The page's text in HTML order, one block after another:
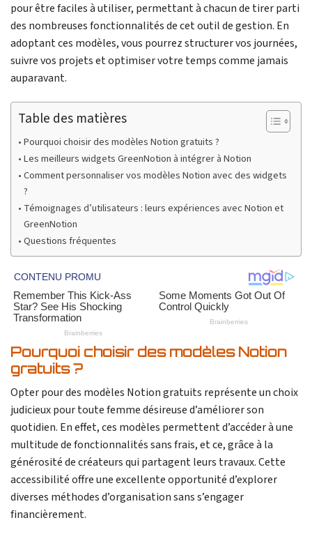
pour être faciles à utiliser, permettant à chacun de tirer parti
des nombreuses fonctionnalités de cet outil de gestion. En
adoptant ces modèles, vous pourrez structurer vos journées,
suivre vos projets et optimiser votre temps comme jamais
auparavant.
Table des matières
Pourquoi choisir des modèles Notion gratuits ?
Les meilleurs widgets GreenNotion à intégrer à Notion
Comment personnaliser vos modèles Notion avec des widgets
?
Témoignages d’utilisateurs : leurs expériences avec Notion et
GreenNotion
Questions fréquentes
Pourquoi choisir des modèles Notion
gratuits ?
Opter pour des modèles Notion gratuits représente un choix
judicieux pour toute femme désireuse d’améliorer son
quotidien. En effet, ces modèles permettent d’accéder à une
multitude de fonctionnalités sans frais, et ce, grâce à la
générosité de créateurs qui partagent leurs travaux. Cette
accessibilité offre une excellente opportunité d’explorer
diverses méthodes d’organisation sans s’engager
financièrement.